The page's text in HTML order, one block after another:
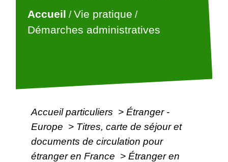
Accueil /Vie pratique /
Démarches administratives
Accueil particuliers > Étranger -
Europe > Titres, carte de séjour et
documents de circulation pour
étranger en France > Étranger en